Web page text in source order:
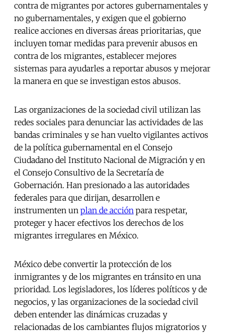
contra de migrantes por actores gubernamentales y
no gubernamentales, y exigen que el gobierno
realice acciones en diversas áreas prioritarias, que
incluyen tomar medidas para prevenir abusos en
contra de los migrantes, establecer mejores
sistemas para ayudarles a reportar abusos y mejorar
la manera en que se investigan estos abusos.
Las organizaciones de la sociedad civil utilizan las
redes sociales para denunciar las actividades de las
bandas criminales y se han vuelto vigilantes activos
de la política gubernamental en el Consejo
Ciudadano del Instituto Nacional de Migración y en
el Consejo Consultivo de la Secretaría de
Gobernación. Han presionado a las autoridades
federales para que dirijan, desarrollen e
instrumenten un plan de acción para respetar,
proteger y hacer efectivos los derechos de los
migrantes irregulares en México.
México debe convertir la protección de los
inmigrantes y de los migrantes en tránsito en una
prioridad. Los legisladores, los líderes políticos y de
negocios, y las organizaciones de la sociedad civil
deben entender las dinámicas cruzadas y
relacionadas de los cambiantes flujos migratorios y